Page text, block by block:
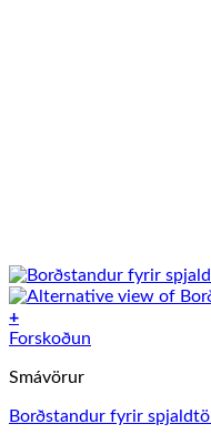
+
Forskoðun
Smávörur
Borðstandur fyrir